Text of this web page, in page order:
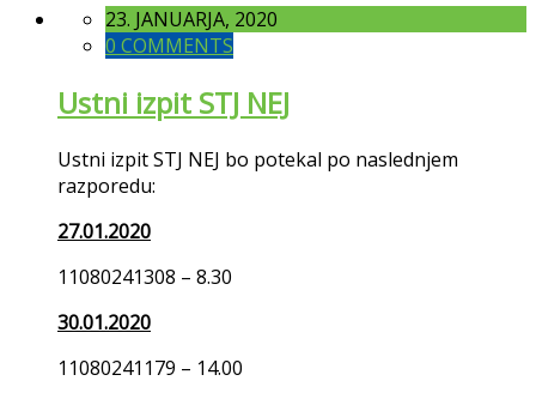
23. JANUARJA, 2020
0 COMMENTS
Ustni izpit STJ NEJ
Ustni izpit STJ NEJ bo potekal po naslednjem
razporedu:
27.01.2020
11080241308 – 8.30
30.01.2020
11080241179 – 14.00